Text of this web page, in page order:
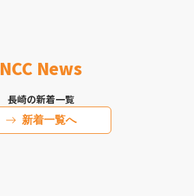
NCC News
長崎の新着一覧
新着一覧へ